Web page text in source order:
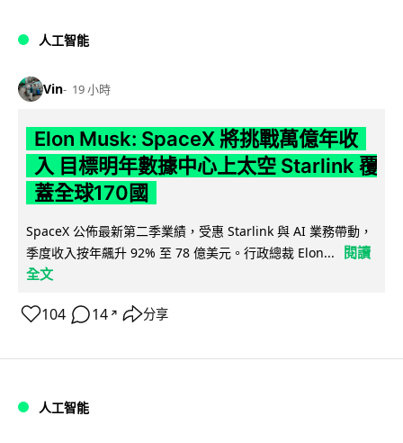
人工智能
Vin 19 小時
Elon Musk: SpaceX 將挑戰萬億年收
入 目標明年數據中心上太空 Starlink 覆
蓋全球170國
SpaceX 公佈最新第二季業績，受惠 Starlink 與 AI 業務帶動，
季度收入按年飆升 92% 至 78 億美元。行政總裁 Elon...
閱讀
全文
104 14 ↗ 分享
人工智能